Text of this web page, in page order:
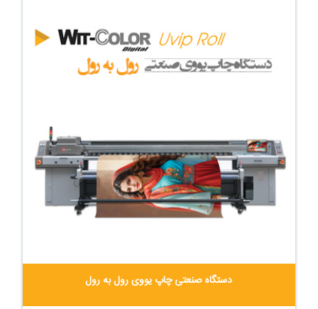
دستگاه صنعتی چاپ یووی رول به رول